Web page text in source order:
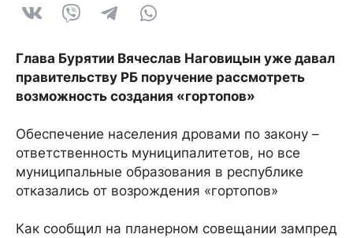
Глава Бурятии Вячеслав Наговицын уже давал
правительству РБ поручение рассмотреть
возможность создания «гортопов»
Обеспечение населения дровами по закону –
ответственность муниципалитетов, но все
муниципальные образования в республике
отказались от возрождения «гортопов»
Как сообщил на планерном совещании зампред